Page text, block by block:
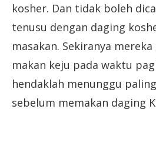
kosher. Dan tidak boleh
tenusu dengan daging
masakan. Sekiranya
makan keju pada waktu
hendaklah menunggu
sebelum memakan daging